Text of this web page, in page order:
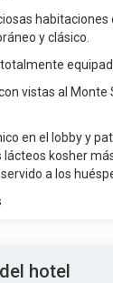
habitaciones
y clásico.
vistas al Monte
en el lobby y
lácteos kosher
a los
hotel